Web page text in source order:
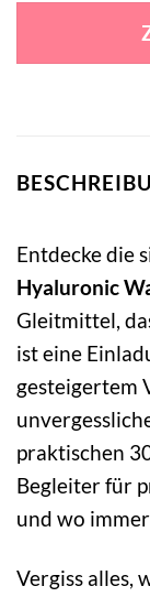
Entdecke die
Hyaluronic
Gleitmittel,
ist eine
gesteigertem
praktischen
Begleiter für
und wo
Vergiss alles,